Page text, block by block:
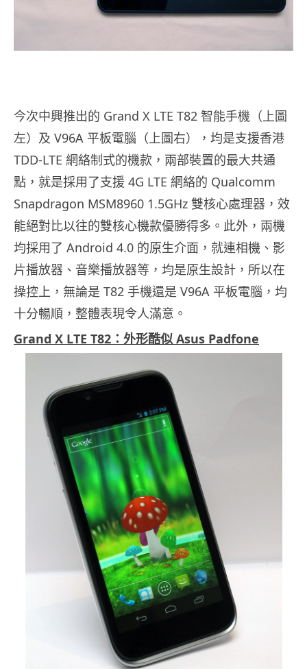
今次中興推出的 Grand X LTE T82 智能手機（上圖
左）及 V96A 平板電腦（上圖右），均是支援香港
TDD-LTE 網絡制式的機款，兩部裝置的最大共通
點，就是採用了支援 4G LTE 網絡的 Qualcomm
Snapdragon MSM8960 1.5GHz 雙核心處理器，效
能絕對比以往的雙核心機款優勝得多。此外，兩機
均採用了 Android 4.0 的原生介面，就連相機、影
片播放器、音樂播放器等，均是原生設計，所以在
操控上，無論是 T82 手機還是 V96A 平板電腦，均
十分暢順，整體表現令人滿意。
Grand X LTE T82：外形酷似 Asus Padfone